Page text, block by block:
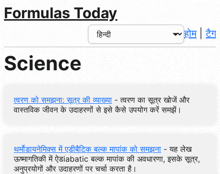
Formulas Today
होम|टैग
Science
त्वरण को समझना: सूत्र की व्याख्या - त्वरण का सूत्र खोजें और
वास्तविक जीवन के उदाहरणों से इसे कैसे उपयोग करें समझें।
थर्मोडायनेमिक्स में एडीबैटिक बल्क मापांक को समझना - यह लेख
ऊष्मागतिकी में ऐडiabatic बल्क मापांक की अवधारणा, इसके सूत्र,
अनुप्रयोगों और उदाहरणों पर चर्चा करता है।